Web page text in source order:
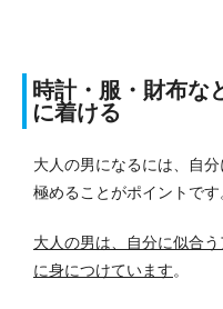
時計・服・財布な
に着ける
大人の男になるには、自
極めることがポイントです
大人の男は、自分に似合
に身につけています。